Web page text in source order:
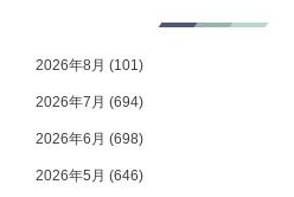
2026年8月 (101)
2026年7月 (694)
2026年6月 (698)
2026年5月 (646)